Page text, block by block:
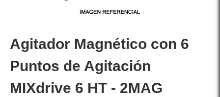
Agitador Magnético con 6
Puntos de Agitación
MIXdrive 6 HT - 2MAG